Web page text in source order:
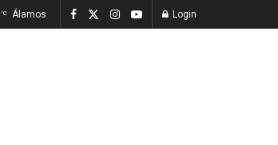
°C Álamos Login